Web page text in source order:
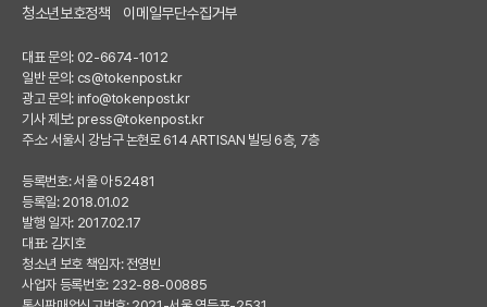
청소년보호정책
이메일무단수집거부
대표 문의: 02-6674-1012
일반 문의: cs@tokenpost.kr
광고 문의: info@tokenpost.kr
기사 제보: press@tokenpost.kr
주소: 서울시 강남구 논현로 614 ARTISAN 빌딩 6층, 7층
등록번호: 서울 아 52481
등록일: 2018.01.02
발행 일자: 2017.02.17
대표: 김지호
청소년 보호 책임자: 전영빈
사업자 등록번호: 232-88-00885